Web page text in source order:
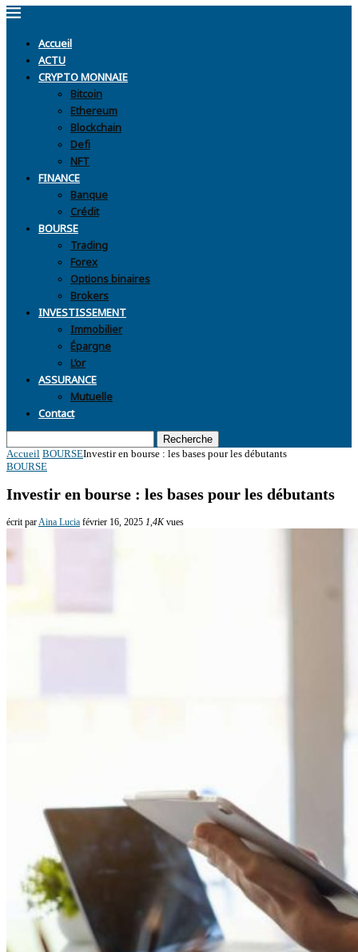
Accueil
ACTU
CRYPTO MONNAIE
Bitcoin
Ethereum
Blockchain
Defi
NFT
FINANCE
Banque
Crédit
BOURSE
Trading
Forex
Options binaires
Brokers
INVESTISSEMENT
Immobilier
Épargne
L’or
ASSURANCE
Mutuelle
Contact
Recherche
Accueil BOURSEInvestir en bourse : les bases pour les débutants
BOURSE
Investir en bourse : les bases pour les débutants
écrit parAina Lucia février 16, 2025 1,4Kvues